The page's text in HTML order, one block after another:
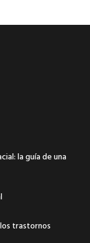
la guía de una
trastornos